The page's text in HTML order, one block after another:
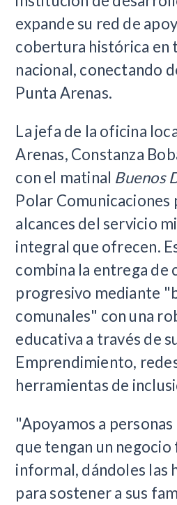
expande su red de
cobertura histórica
nacional, conectando
Punta Arenas.
La jefa de la oficina
Arenas, Constanza
con el matinal Buenos
Polar Comunicaciones
alcances del servicio
integral que ofrecen.
combina la entrega de
progresivo mediante
comunales" con una
educativa a través de
Emprendimiento,
herramientas de
"Apoyamos a
que tengan un
informal, dándoles las
para sostener a sus